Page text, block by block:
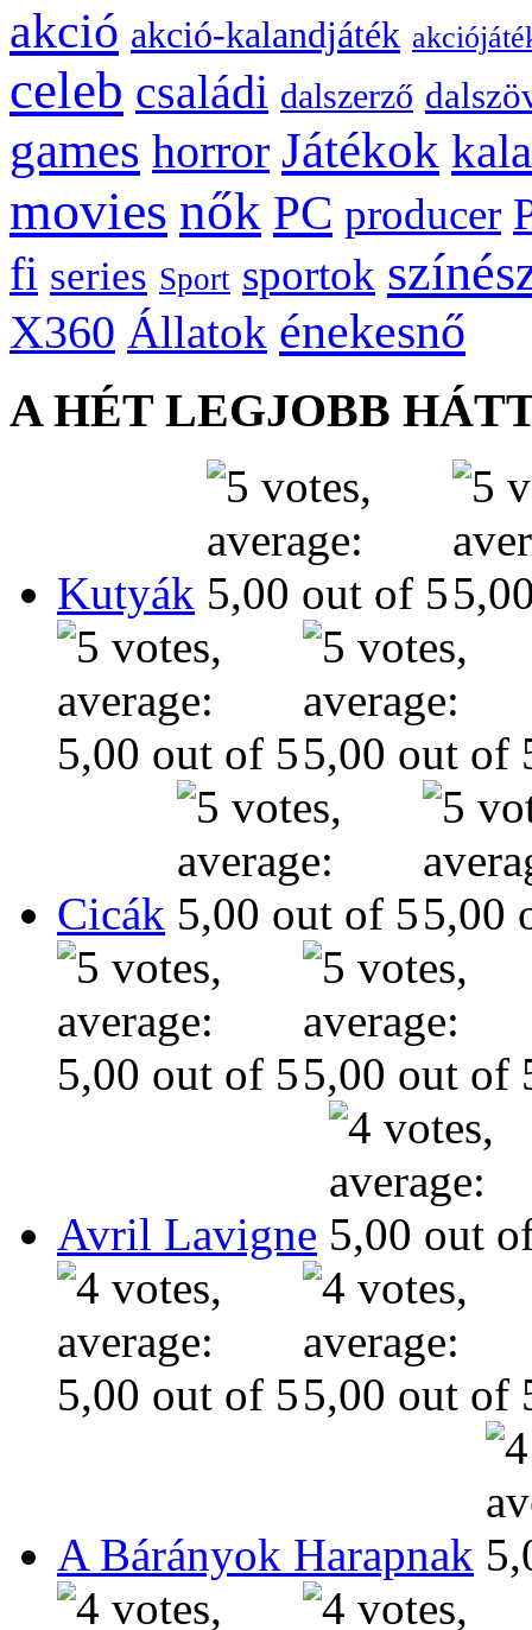
akció akció-kalandjáték
celeb családi dalszerző
games horror Játékok
movies nők PC producer
fi series Sport sportok
X360 Állatok énekesnő
A HÉT LEGJOBB
Kutyák
Cicák
Avril Lavigne
A Bárányok Harapnak